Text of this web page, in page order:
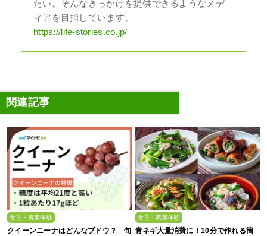
たい。そんなきっかけを提供できるようなメデ
ィアを目指しています。
https://life-stories.co.jp/
関連記事
食育・農業体験
クイーンニーナはどんなブドウ？ 旬
食育・農業体験
青ネギ大量消費に！10分で作れる簡